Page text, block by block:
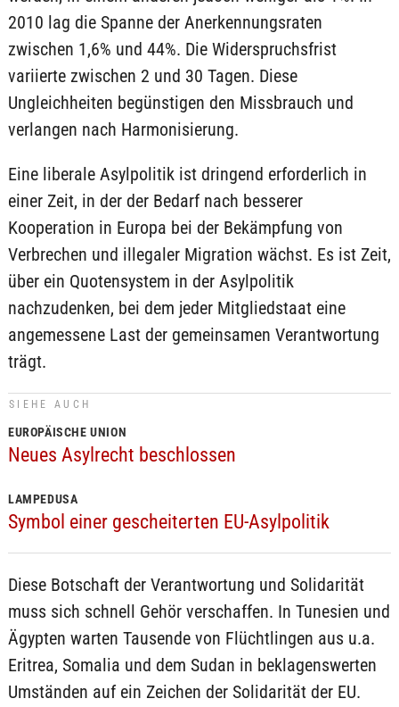
2010 lag die Spanne der Anerkennungsraten
zwischen 1,6% und 44%. Die Widerspruchsfrist
variierte zwischen 2 und 30 Tagen. Diese
Ungleichheiten begünstigen den Missbrauch und
verlangen nach Harmonisierung.
Eine liberale Asylpolitik ist dringend erforderlich in
einer Zeit, in der der Bedarf nach besserer
Kooperation in Europa bei der Bekämpfung von
Verbrechen und illegaler Migration wächst. Es ist Zeit,
über ein Quotensystem in der Asylpolitik
nachzudenken, bei dem jeder Mitgliedstaat eine
angemessene Last der gemeinsamen Verantwortung
trägt.
SIEHE AUCH
EUROPÄISCHE UNION
Neues Asylrecht beschlossen
LAMPEDUSA
Symbol einer gescheiterten EU-Asylpolitik
Diese Botschaft der Verantwortung und Solidarität
muss sich schnell Gehör verschaffen. In Tunesien und
Ägypten warten Tausende von Flüchtlingen aus u.a.
Eritrea, Somalia und dem Sudan in beklagenswerten
Umständen auf ein Zeichen der Solidarität der EU.